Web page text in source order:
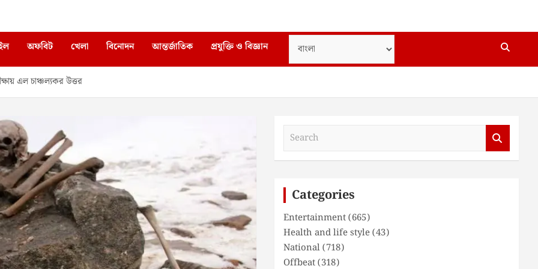
অফবিট খেলা বিনোদন আন্তর্জাতিক প্রযুক্তি ও বিজ্ঞান
এল চাঞ্চল্যকর উত্তর
Categories
Entertainment(665)
Health and life style(43)
National(718)
Offbeat(318)